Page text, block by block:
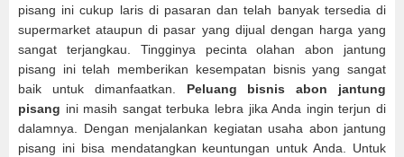
pisang ini cukup laris di pasaran dan telah banyak tersedia di
supermarket ataupun di pasar yang dijual dengan harga yang
sangat terjangkau. Tingginya pecinta olahan abon jantung
pisang ini telah memberikan kesempatan bisnis yang sangat
baik untuk dimanfaatkan. Peluang bisnis abon jantung
pisang ini masih sangat terbuka lebra jika Anda ingin terjun di
dalamnya. Dengan menjalankan kegiatan usaha abon jantung
pisang ini bisa mendatangkan keuntungan untuk Anda. Untuk